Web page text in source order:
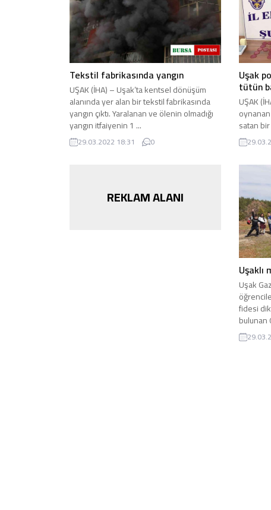
Tekstil fabrikasında yangın
UŞAK (İHA) – Uşak’ta kentsel dönüşüm
alanında yer alan bir tekstil fabrikasında
yangın çıktı. Yaralanan ve ölenin olmadığı
yangın itfaiyenin 1 ...
29.03.2022 18:31 0
Uşak
tütün
UŞAK
satan
bilgiye
REKLAM ALANI
Uşak
fidesi
bulunan